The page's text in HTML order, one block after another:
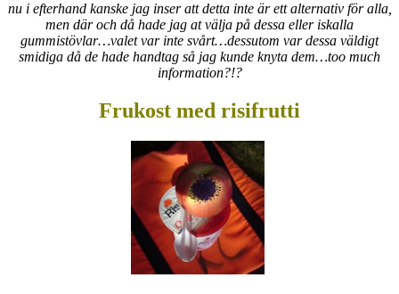
nu i efterhand kanske jag inser att detta inte är ett alternativ för alla,
men där och då hade jag at välja på dessa eller iskalla
gummistövlar…valet var inte svårt…dessutom var dessa väldigt
smidiga då de hade handtag så jag kunde knyta dem…too much
information?!?
Frukost med risifrutti